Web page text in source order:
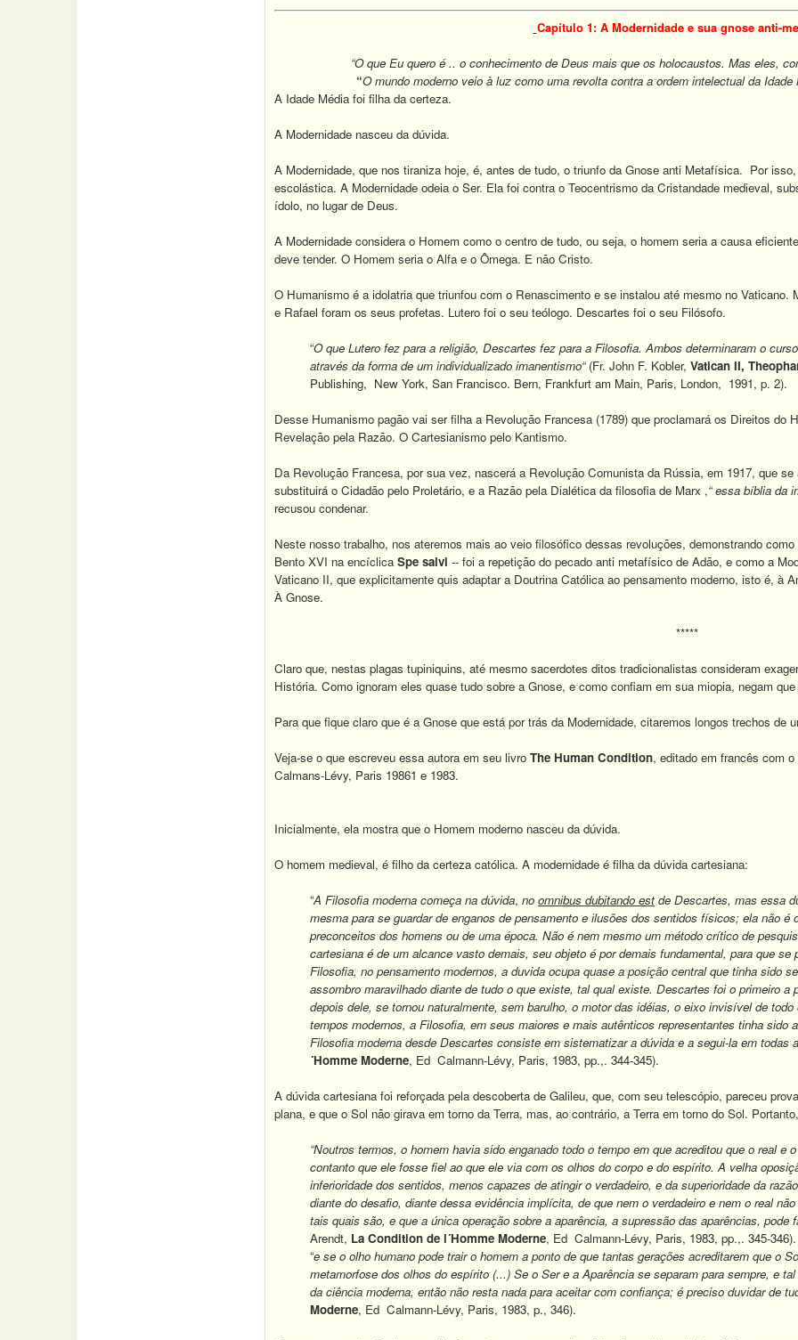
Capítulo 1: A Modernidade e sua gnose anti-
“O que Eu quero é .. o conhecimento de Deus mais que os holocaustos. Mas eles,
“O mundo moderno veio à luz como uma revolta contra a ordem intelectual da Idade
A Idade Média foi filha da certeza.
A Modernidade nasceu da dúvida.
A Modernidade, que nos tiraniza hoje, é, antes de tudo, o triunfo da Gnose anti Metafísica. Por
escolástica. A Modernidade odeia o Ser. Ela foi contra o Teocentrismo da Cristandade medieval,
ídolo, no lugar de Deus.
A Modernidade considera o Homem como o centro de tudo, ou seja, o homem seria a causa
deve tender. O Homem seria o Alfa e o Ômega. E não Cristo.
O Humanismo é a idolatria que triunfou com o Renascimento e se instalou até mesmo no
e Rafael foram os seus profetas. Lutero foi o seu teólogo. Descartes foi o seu Filósofo.
“O que Lutero fez para a religião, Descartes fez para a Filosofia. Ambos determinaram o
através da forma de um individualizado imanentismo“(Fr. John F. Kobler, Vatican II,
Publishing, New York, San Francisco. Bern, Frankfurt am Main, Paris, London, 1991, p. 2).
Desse Humanismo pagão vai ser filha a Revolução Francesa (1789) que proclamará os Direitos do
Revelação pela Razão. O Cartesianismo pelo Kantismo.
Da Revolução Francesa, por sua vez, nascerá a Revolução Comunista da Rússia, em 1917, que
substituirá o Cidadão pelo Proletário, e a Razão pela Dialética da filosofia de Marx ,“ essa bíblia da
recusou condenar.
Neste nosso trabalho, nos ateremos mais ao veio filosófico dessas revoluções, demonstrando
Bento XVI na encíclica Spe salvi -- foi a repetição do pecado anti metafísico de Adão, e como a
Vaticano II, que explicitamente quis adaptar a Doutrina Católica ao pensamento moderno, isto é, à
À Gnose.
*****
Claro que, nestas plagas tupiniquins, até mesmo sacerdotes ditos tradicionalistas consideram
História. Como ignoram eles quase tudo sobre a Gnose, e como confiam em sua miopia, negam
Para que fique claro que é a Gnose que está por trás da Modernidade, citaremos longos trechos de
Veja-se o que escreveu essa autora em seu livro The Human Condition, editado em francês com
Calmans-Lévy, Paris 19861 e 1983.
Inicialmente, ela mostra que o Homem moderno nasceu da dúvida.
O homem medieval, é filho da certeza católica. A modernidade é filha da dúvida cartesiana:
“A Filosofia moderna começa na dúvida, no omnibus dubitando est de Descartes, mas essa
mesma para se guardar de enganos de pensamento e ilusões dos sentidos físicos; ela não
preconceitos dos homens ou de uma época. Não é nem mesmo um método crítico de
cartesiana é de um alcance vasto demais, seu objeto é por demais fundamental, para que
Filosofia, no pensamento modernos, a duvida ocupa quase a posição central que tinha sido
assombro maravilhado diante de tudo o que existe, tal qual existe. Descartes foi o primeiro a
depois dele, se tornou naturalmente, sem barulho, o motor das idéias, o eixo invisível de
tempos modernos, a Filosofia, em seus maiores e mais autênticos representantes tinha sido
Filosofia moderna desde Descartes consiste em sistematizar a dúvida e a segui-la em todas
´Homme Moderne, Ed Calmann-Lévy, Paris, 1983, pp.,. 344-345).
A dúvida cartesiana foi reforçada pela descoberta de Galileu, que, com seu telescópio, pareceu
plana, e que o Sol não girava em torno da Terra, mas, ao contrário, a Terra em torno do Sol.
“Noutros termos, o homem havia sido enganado todo o tempo em que acreditou que o real
contanto que ele fosse fiel ao que ele via com os olhos do corpo e do espírito. A velha
inferioridade dos sentidos, menos capazes de atingir o verdadeiro, e da superioridade da
diante do desafio, diante dessa evidência implícita, de que nem o verdadeiro e nem o real
tais quais são, e que a única operação sobre a aparência, a supressão das aparências, pode
Arendt, La Condition de l´Homme Moderne, Ed Calmann-Lévy, Paris, 1983, pp.,. 345-346).
“e se o olho humano pode trair o homem a ponto de que tantas gerações acreditarem que o
metamorfose dos olhos do espírito (...) Se o Ser e a Aparência se separam para sempre, e
da ciência moderna, então não resta nada para aceitar com confiança; é preciso duvidar de
Moderne, Ed Calmann-Lévy, Paris, 1983, p., 346).